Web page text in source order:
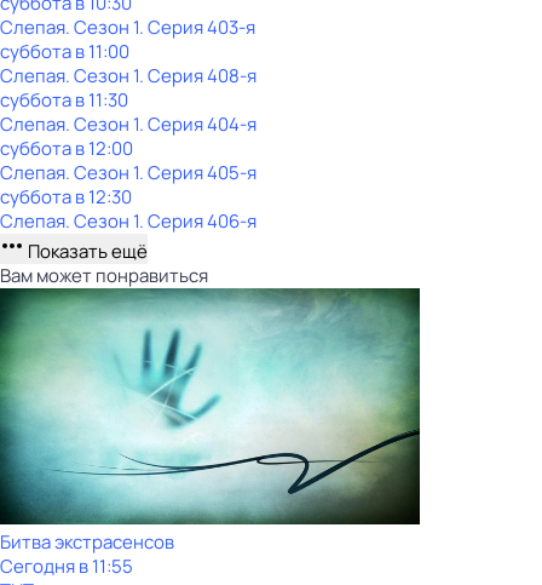
Слепая. Сезон 1. Серия 403-я
субботав11:00
Слепая. Сезон 1. Серия 408-я
субботав11:30
Слепая. Сезон 1. Серия 404-я
субботав12:00
Слепая. Сезон 1. Серия 405-я
субботав12:30
Слепая. Сезон 1. Серия 406-я
Показать ещё
Вам может понравиться
Битва экстрасенсов
Сегодня в 11:55